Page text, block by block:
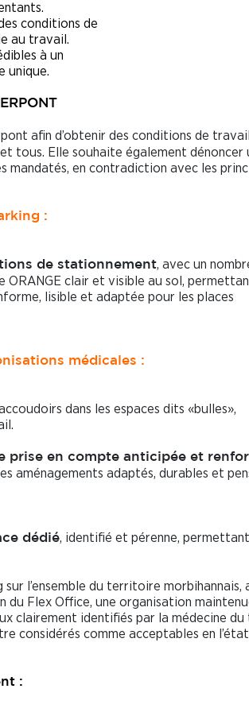
conditions de
au travail.
à un
unique.
afin d’obtenir des conditions de travail
tous. Elle souhaite également dénoncer
en contradiction avec les
:
de stationnement, avec un
ORANGE clair et visible au sol,
lisible et adaptée pour les places
médicales :
dans les espaces dits «bulles»,
prise en compte anticipée et
aménagements adaptés, durables et
dédié, identifié et pérenne, permettant
l’ensemble du territoire morbihannais,
Flex Office, une organisation
clairement identifiés par la médecine du
considérés comme acceptables en
: